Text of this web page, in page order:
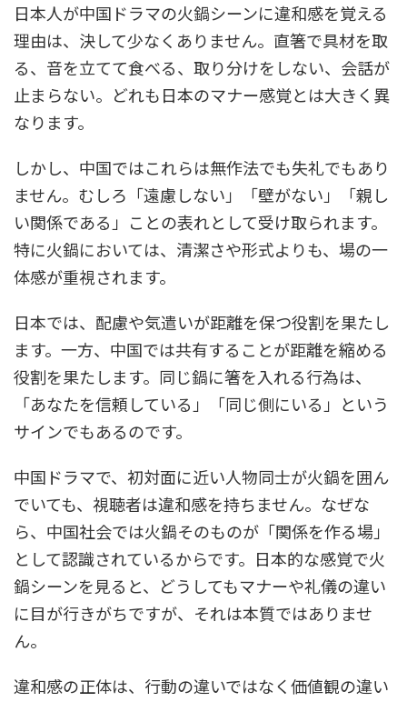
日本人が中国ドラマの火鍋シーンに違和感を覚える
理由は、決して少なくありません。直箸で具材を取
る、音を立てて食べる、取り分けをしない、会話が
止まらない。どれも日本のマナー感覚とは大きく異
なります。
しかし、中国ではこれらは無作法でも失礼でもあり
ません。むしろ「遠慮しない」「壁がない」「親し
い関係である」ことの表れとして受け取られます。
特に火鍋においては、清潔さや形式よりも、場の一
体感が重視されます。
日本では、配慮や気遣いが距離を保つ役割を果たし
ます。一方、中国では共有することが距離を縮める
役割を果たします。同じ鍋に箸を入れる行為は、
「あなたを信頼している」「同じ側にいる」という
サインでもあるのです。
中国ドラマで、初対面に近い人物同士が火鍋を囲ん
でいても、視聴者は違和感を持ちません。なぜな
ら、中国社会では火鍋そのものが「関係を作る場」
として認識されているからです。日本的な感覚で火
鍋シーンを見ると、どうしてもマナーや礼儀の違い
に目が行きがちですが、それは本質ではありませ
ん。
違和感の正体は、行動の違いではなく価値観の違い